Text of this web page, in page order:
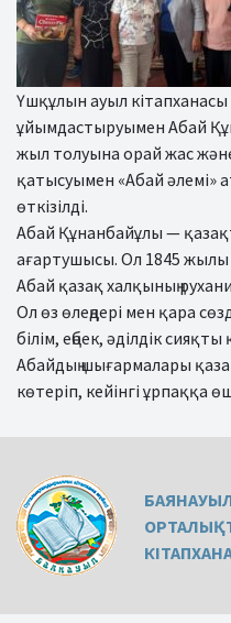
Үшқұлын ауыл
ұйымдастыруымен Абай
жыл толуына орай жас
қатысуымен «Абай
өткізілді.
Абай Құнанбайұлы —
ағартушысы. Ол 1845 жылы
Абай қазақ халқының
Ол өз өлеңдері мен қара
білім, еңбек, әділдік
Абайдың шығармалары
көтеріп, кейінгі ұрпаққа